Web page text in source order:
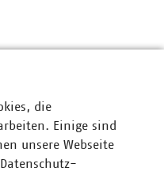
die
Einige sind
unsere Webseite